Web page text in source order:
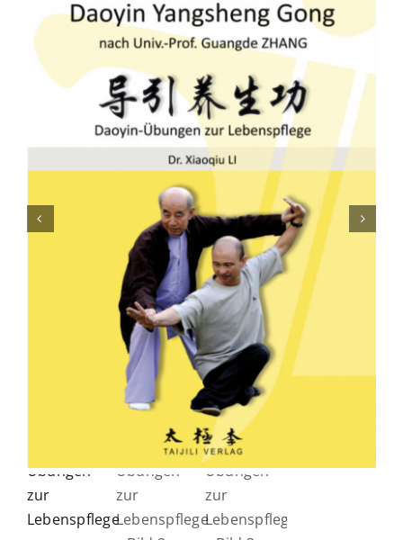
Fachbücher
Poster, Karten, Medien